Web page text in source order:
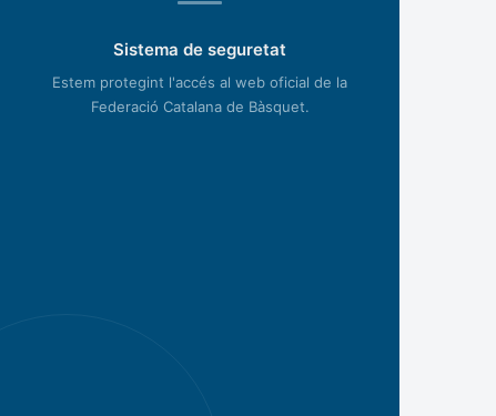
Sistema de seguretat
Estem protegint l'accés al web oficial de la
Federació Catalana de Bàsquet.